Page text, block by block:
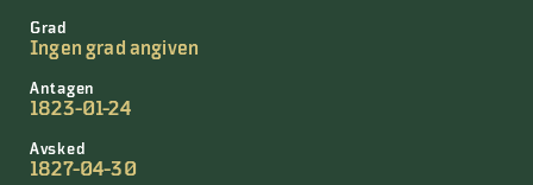
Grad
Ingen grad angiven
Antagen
1823-01-24
Avsked
1827-04-30